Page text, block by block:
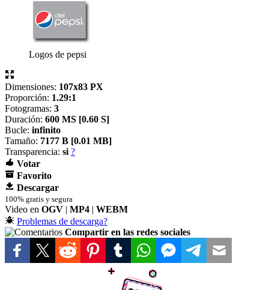
Logos de pepsi
Dimensiones: 107x83 PX
Proporción: 1.29:1
Fotogramas: 3
Duración: 600 MS [0.60 S]
Bucle: infinito
Tamaño: 7177 B [0.01 MB]
Transparencia: si ?
Votar
Favorito
Descargar
100% gratis y segura
Video en OGV | MP4 | WEBM
Problemas de descarga?
Compartir en las redes sociales